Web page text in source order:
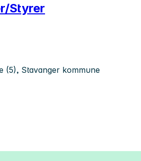
Styrer
(5), Stavanger kommune